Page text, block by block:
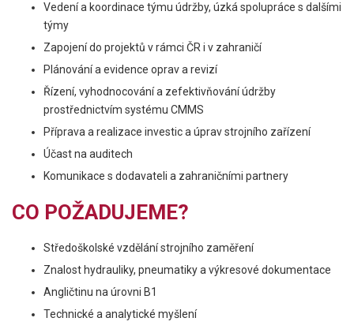
Vedení a koordinace týmu údržby, úzká spolupráce s dalšími
týmy
Zapojení do projektů v rámci ČR i v zahraničí
Plánování a evidence oprav a revizí
Řízení, vyhodnocování a zefektivňování údržby
prostřednictvím systému CMMS
Příprava a realizace investic a úprav strojního zařízení
Účast na auditech
Komunikace s dodavateli a zahraničními partnery
CO POŽADUJEME?
Středoškolské vzdělání strojního zaměření
Znalost hydrauliky, pneumatiky a výkresové dokumentace
Angličtinu na úrovni B1
Technické a analytické myšlení